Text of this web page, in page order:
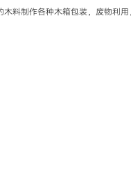
料制作各种木箱包装，废物利用